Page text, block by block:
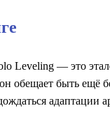
Leveling — это
обещает быть
адаптации